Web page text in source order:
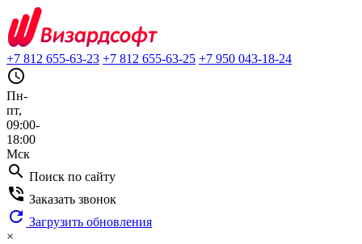
+7 812 655-63-23 +7 812 655-63-25 +7 950 043-18-24
query_builder
Пн-
пт,
09:00-
18:00
Мск
search Поиск по сайту
phone_in_talk Заказать звонок
refresh Загрузить обновления
×